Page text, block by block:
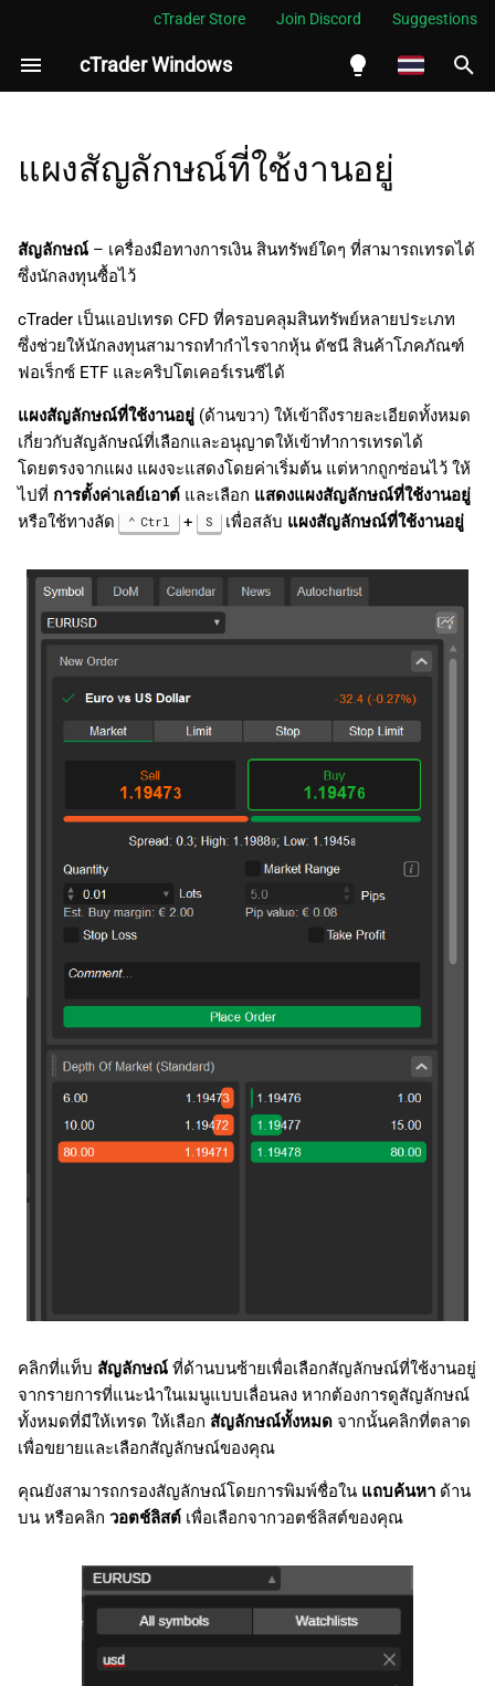
cTrader Store Join Discord Suggestions
cTrader Windows
Español
Português
Melayu
ไทย
한국어
中文
日本語
Italiano
Polski
Türkçe
กำ
ม
น
ร
ส่วนคำสั่งใหม่
Depth of Market (มาตรฐาน)
เวลาตลาด
ข้อมูลสัญลักษณ์
อัตราผกผัน (สำหรับ
สัญลักษณ์ฟอเร็กซ์เท่านั้น)
สถิติการเทรด
ปฏิทิน
Depth of Market (DoM)
แผงสัญลักษณ์ที่ใช้งานอยู่
สัญลักษณ์ – เครื่องมือทางการเงิน สินทรัพย์ใดๆ ที่สามารถเทรดได้
ซึ่งนักลงทุนซื้อไว้
cTrader เป็นแอปเทรด CFD ที่ครอบคลุมสินทรัพย์หลายประเภท
ซึ่งช่วยให้นักลงทุนสามารถทำกำไรจากหุ้น ดัชนี สินค้าโภคภัณฑ์
ฟอเร็กซ์ ETF และคริปโตเคอร์เรนซีได้
แผงสัญลักษณ์ที่ใช้งานอยู่ (ด้านขวา) ให้เข้าถึงรายละเอียดทั้งหมด
เกี่ยวกับสัญลักษณ์ที่เลือกและอนุญาตให้เข้าทำการเทรดได้
โดยตรงจากแผง แผงจะแสดงโดยค่าเริ่มต้น แต่หากถูกซ่อนไว้ ให้
ไปที่ การตั้งค่าเลย์เอาต์ และเลือก แสดงแผงสัญลักษณ์ที่ใช้งานอยู่
หรือใช้ทางลัด
Ctrl + S เพื่อสลับ แผงสัญลักษณ์ที่ใช้งานอยู่
คลิกที่แท็บ สัญลักษณ์ ที่ด้านบนซ้ายเพื่อเลือกสัญลักษณ์ที่ใช้งานอยู่
จากรายการที่แนะนำในเมนูแบบเลื่อนลง หากต้องการดูสัญลักษณ์
ทั้งหมดที่มีให้เทรด ให้เลือก สัญลักษณ์ทั้งหมด จากนั้นคลิกที่ตลาด
เพื่อขยายและเลือกสัญลักษณ์ของคุณ
คุณยังสามารถกรองสัญลักษณ์โดยการพิมพ์ชื่อใน แถบค้นหา ด้าน
บน หรือคลิก วอตช์ลิสต์ เพื่อเลือกจากวอตช์ลิสต์ของคุณ